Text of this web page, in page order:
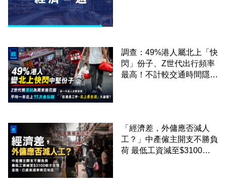
調查：49%港人屬北上「快
閃」份子、Z世代出行頻率
最高！不計較交通時間隱形
「經濟差，外傭應否減人
工？」中產僱主開支不勝負
荷 最低工資減至$3100蚊